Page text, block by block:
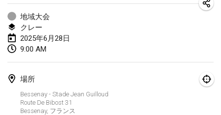
地域大会
クレー
2025年6月28日
9:00 AM
場所
Bessenay - Stade Jean Guilloud
Route De Bibost 31
Bessenay, フランス
2025年1月19日|フランス
Indoor Polish Open 2025 - Doubles
2025年1月19日
Tournoi de Mölkky - Lesfous Dubâtonvaigeois
2025年1月25日
2025年2月